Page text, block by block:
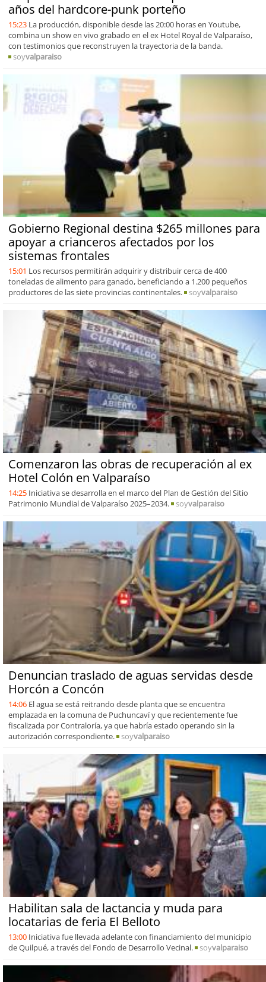
años del hardcore-punk porteño
15:23 La producción, disponible desde las 20:00 horas en Youtube,
combina un show en vivo grabado en el ex Hotel Royal de Valparaíso,
con testimonios que reconstruyen la trayectoria de la banda.
soyvalparaiso
Gobierno Regional destina $265 millones para
apoyar a crianceros afectados por los
sistemas frontales
15:01 Los recursos permitirán adquirir y distribuir cerca de 400
toneladas de alimento para ganado, beneficiando a 1.200 pequeños
productores de las siete provincias continentales.
soyvalparaiso
Comenzaron las obras de recuperación al ex
Hotel Colón en Valparaíso
14:25 Iniciativa se desarrolla en el marco del Plan de Gestión del Sitio
Patrimonio Mundial de Valparaíso 2025–2034.
soyvalparaiso
Denuncian traslado de aguas servidas desde
Horcón a Concón
14:06 El agua se está reitrando desde planta que se encuentra
emplazada en la comuna de Puchuncaví y que recientemente fue
fiscalizada por Contraloría, ya que habría estado operando sin la
autorización correspondiente.
soyvalparaiso
Habilitan sala de lactancia y muda para
locatarias de feria El Belloto
13:00 Iniciativa fue llevada adelante con financiamiento del municipio
de Quilpué, a través del Fondo de Desarrollo Vecinal.
soyvalparaiso